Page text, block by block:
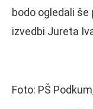
bodo ogledali še
izvedbi Jureta
Foto: PŠ